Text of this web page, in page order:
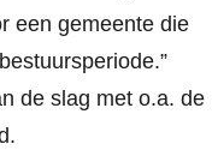
een gemeente die
de slag met o.a. de